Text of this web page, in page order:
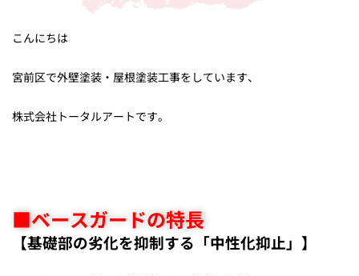
こんにちは
宮前区で外壁塗装・屋根塗装工事をしています、
株式会社トータルアートです。
■ベースガードの特長
【基礎部の劣化を抑制する「中性化抑止」】